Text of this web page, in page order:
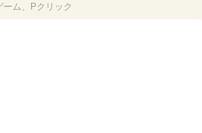
ーム、Pクリック